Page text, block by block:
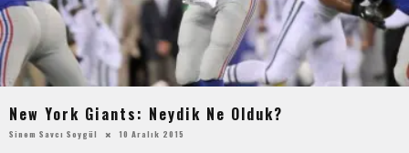
New York Giants: Neydik Ne Olduk?
Sinem Savcı Soygül 10 Aralık 2015